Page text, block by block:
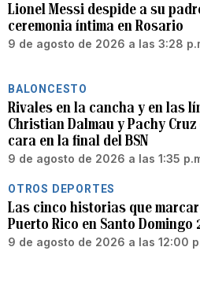
Lionel Messi despide a su
ceremonia íntima en Rosario
9 de agosto de 2026 a las 3:28
BALONCESTO
Rivales en la cancha y en las
Christian Dalmau y Pachy
cara en la final del BSN
9 de agosto de 2026 a las 1:35
OTROS DEPORTES
Las cinco historias que
Puerto Rico en Santo Domingo
9 de agosto de 2026 a las 12:00